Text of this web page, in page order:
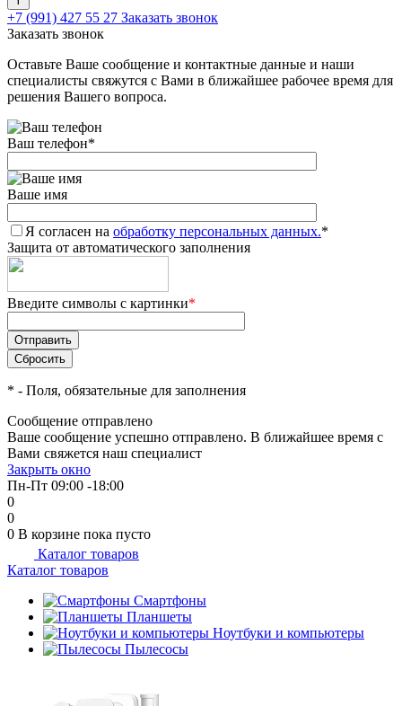
+7 (991) 427 55 27 Заказать звонок
Заказать звонок
Оставьте Ваше сообщение и контактные данные и наши
специалисты свяжутся с Вами в ближайшее рабочее время для
решения Вашего вопроса.
Ваш телефон*
Ваше имя
Я согласен на обработку персональных данных.*
Защита от автоматического заполнения
Введите символы с картинки*
* - Поля, обязательные для заполнения
Сообщение отправлено
Ваше сообщение успешно отправлено. В ближайшее время с
Вами свяжется наш специалист
Закрыть окно
Пн-Пт 09:00 -18:00
0
0
0 В корзине пока пусто
Каталог товаров
Каталог товаров
Смартфоны
Планшеты
Ноутбуки и компьютеры
Пылесосы
Добавляйте товары
в корзину
Оплачивайте сегодня только
25% картой любого банка
Получайте товар
выбранный способом
Оставшиеся75% будут
списыватьсяс вашей карты
по
Подробнее
об оплате Плайтом
недели
plait.ru